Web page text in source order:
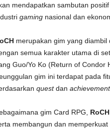
mendapatkan sambutan
gamingnasional dan
merupakan gim yang diambil
semua karakter utama di
Guo/Yo Ko (Return of Condor
gim ini terdapat pada
questdan achievement
gim Card RPG, RoCH
membangun dan